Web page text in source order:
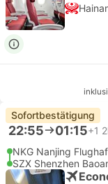
Sofortbestätigung
22:55 01:15+1
NKG Nanjing
SZX Shenzhen